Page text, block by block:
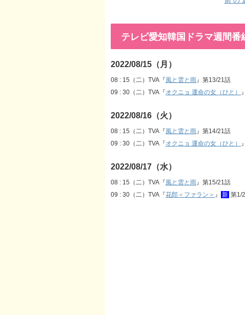
テレビ愛知韓国ドラマ週間
2022/08/15（月）
08 : 15（二）TVA『風と雲と雨』第13/21話
09 : 30（二）TVA『オクニョ 運命の女（ひと）
2022/08/16（火）
08 : 15（二）TVA『風と雲と雨』第14/21話
09 : 30（二）TVA『オクニョ 運命の女（ひと） 』
2022/08/17（水）
08 : 15（二）TVA『風と雲と雨』第15/21話
09 : 30（二）TVA『花郎＜ファラン＞ 』 新 第1/